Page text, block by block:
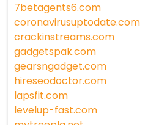
7betagents6.com
coronavirusuptodate.com
crackinstreams.com
gadgetspak.com
gearsngadget.com
hireseodoctor.com
lapsfit.com
levelup-fast.com